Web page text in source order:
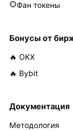
Фан токены
Бонусы от
🔥 OKX
🔥 Bybit
Документация
Методология